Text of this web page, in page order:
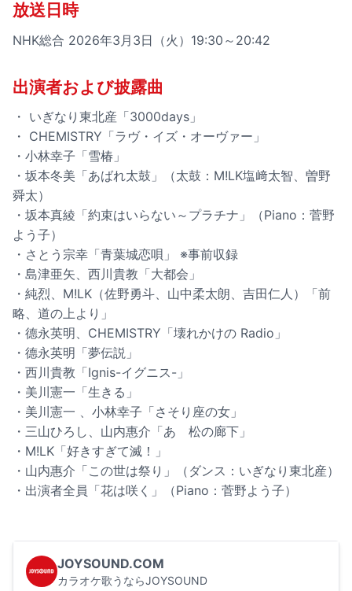
放送日時
NHK総合 2026年3月3日（火）19:30～20:42
出演者および披露曲
・ いぎなり東北産「3000days」
・ CHEMISTRY「ラヴ・イズ・オーヴァー」
・小林幸子「雪椿」
・坂本冬美「あばれ太鼓」（太鼓：M!LK塩﨑太智、曽野
舜太）
・坂本真綾「約束はいらない～プラチナ」（Piano：菅野
よう子）
・さとう宗幸「青葉城恋唄」 ※事前収録
・島津亜矢、西川貴教「大都会」
・純烈、M!LK（佐野勇斗、山中柔太朗、吉田仁人）「前
略、道の上より」
・德永英明、CHEMISTRY「壊れかけの Radio」
・德永英明「夢伝説」
・西川貴教「Ignis-イグニス-」
・美川憲一「生きる」
・美川憲一 、小林幸子「さそり座の女」
・三山ひろし、山内惠介「あゝ松の廊下」
・M!LK「好きすぎて滅！」
・山内惠介「この世は祭り」（ダンス：いぎなり東北産）
・出演者全員「花は咲く」（Piano：菅野よう子）
JOYSOUND.COM
カラオケ歌うならJOYSOUND